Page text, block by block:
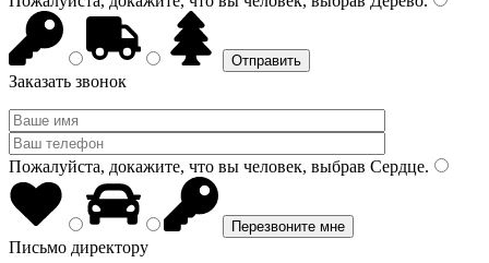
Заказать звонок
Пожалуйста, докажите, что вы человек, выбрав Сердце.
Письмо директору